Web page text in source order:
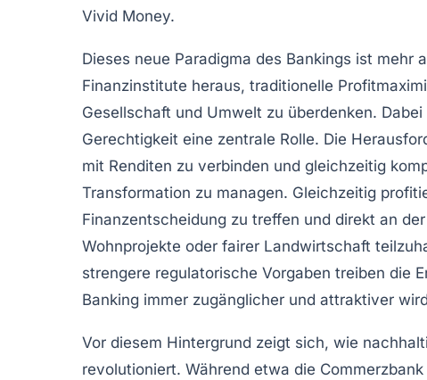
Vivid Money.
Dieses neue Paradigma des Bankings ist mehr
Finanzinstitute heraus, traditionelle
Gesellschaft und Umwelt zu überdenken.
Gerechtigkeit eine zentrale Rolle. Die
mit Renditen zu verbinden und gleichzeitig
Transformation zu managen. Gleichzeitig
Finanzentscheidung zu treffen und direkt an
Wohnprojekte oder fairer Landwirtschaft
strengere regulatorische Vorgaben treiben die
Banking immer zugänglicher und attraktiver
Vor diesem Hintergrund zeigt sich, wie
revolutioniert. Während etwa die